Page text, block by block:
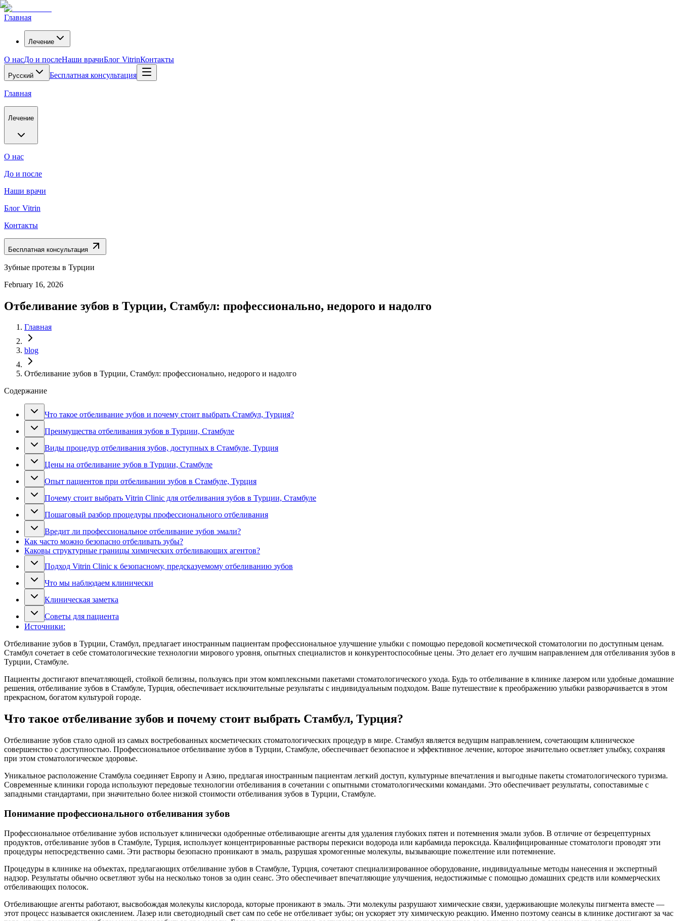
Главная
Лечение
О насДо и послеНаши врачиБлог VitrinКонтакты
Русский Бесплатная консультация
Главная
Лечение
О нас
До и после
Наши врачи
Блог Vitrin
Контакты
Бесплатная консультация
Зубные протезы в Турции
February 16, 2026
Отбеливание зубов в Турции, Стамбул: профессионально, недорого и надолго
Главная
blog
Отбеливание зубов в Турции, Стамбул: профессионально, недорого и надолго
Содержание
Что такое отбеливание зубов и почему стоит выбрать Стамбул, Турция?
Преимущества отбеливания зубов в Турции, Стамбуле
Виды процедур отбеливания зубов, доступных в Стамбуле, Турция
Цены на отбеливание зубов в Турции, Стамбуле
Опыт пациентов при отбеливании зубов в Стамбуле, Турция
Почему стоит выбрать Vitrin Clinic для отбеливания зубов в Турции, Стамбуле
Пошаговый разбор процедуры профессионального отбеливания
Вредит ли профессиональное отбеливание зубов эмали?
Как часто можно безопасно отбеливать зубы?
Каковы структурные границы химических отбеливающих агентов?
Подход Vitrin Clinic к безопасному, предсказуемому отбеливанию зубов
Что мы наблюдаем клинически
Клиническая заметка
Советы для пациента
Источники:
Отбеливание зубов в Турции, Стамбул, предлагает иностранным пациентам профессиональное улучшение улыбки с помощью передовой косметической стоматологии по доступным ценам.
Стамбул сочетает в себе стоматологические технологии мирового уровня, опытных специалистов и конкурентоспособные цены. Это делает его лучшим направлением для отбеливания зубов в
Турции, Стамбуле.
Пациенты достигают впечатляющей, стойкой белизны, пользуясь при этом комплексными пакетами стоматологического ухода. Будь то отбеливание в клинике лазером или удобные домашние
решения, отбеливание зубов в Стамбуле, Турция, обеспечивает исключительные результаты с индивидуальным подходом. Ваше путешествие к преображению улыбки разворачивается в этом
прекрасном, богатом культурой городе.
Что такое отбеливание зубов и почему стоит выбрать Стамбул, Турция?
Отбеливание зубов стало одной из самых востребованных косметических стоматологических процедур в мире. Стамбул является ведущим направлением, сочетающим клиническое
совершенство с доступностью. Профессиональное отбеливание зубов в Турции, Стамбуле, обеспечивает безопасное и эффективное лечение, которое значительно осветляет улыбку, сохраняя
при этом стоматологическое здоровье.
Уникальное расположение Стамбула соединяет Европу и Азию, предлагая иностранным пациентам легкий доступ, культурные впечатления и выгодные пакеты стоматологического туризма.
Современные клиники города используют передовые технологии отбеливания в сочетании с опытными стоматологическими командами. Это обеспечивает результаты, сопоставимые с
западными стандартами, при значительно более низкой стоимости отбеливания зубов в Турции, Стамбуле.
Понимание профессионального отбеливания зубов
Профессиональное отбеливание зубов использует клинически одобренные отбеливающие агенты для удаления глубоких пятен и потемнения эмали зубов. В отличие от безрецептурных
продуктов, отбеливание зубов в Стамбуле, Турция, использует концентрированные растворы перекиси водорода или карбамида пероксида. Квалифицированные стоматологи проводят эти
процедуры непосредственно сами. Эти растворы безопасно проникают в эмаль, разрушая хромогенные молекулы, вызывающие пожелтение или потемнение.
Процедуры в клинике на объектах, предлагающих отбеливание зубов в Стамбуле, Турция, сочетают специализированное оборудование, индивидуальные методы нанесения и экспертный
надзор. Результаты обычно осветляют зубы на несколько тонов за один сеанс. Это обеспечивает впечатляющие улучшения, недостижимые с помощью домашних средств или коммерческих
отбеливающих полосок.
Отбеливающие агенты работают, высвобождая молекулы кислорода, которые проникают в эмаль. Эти молекулы разрушают химические связи, удерживающие молекулы пигмента вместе —
этот процесс называется окислением. Лазер или светодиодный свет сам по себе не отбеливает зубы; он ускоряет эту химическую реакцию. Именно поэтому сеансы в клинике достигают за час